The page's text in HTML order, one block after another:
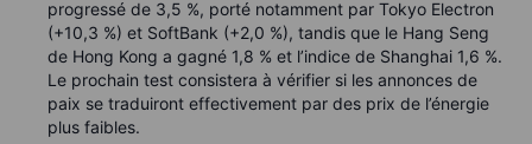
progressé de 3,5 %, porté notamment par Tokyo Electron
(+10,3 %) et SoftBank (+2,0 %), tandis que le Hang Seng
de Hong Kong a gagné 1,8 % et l’indice de Shanghai 1,6 %.
Le prochain test consistera à vérifier si les annonces de
paix se traduiront effectivement par des prix de l’énergie
plus faibles.